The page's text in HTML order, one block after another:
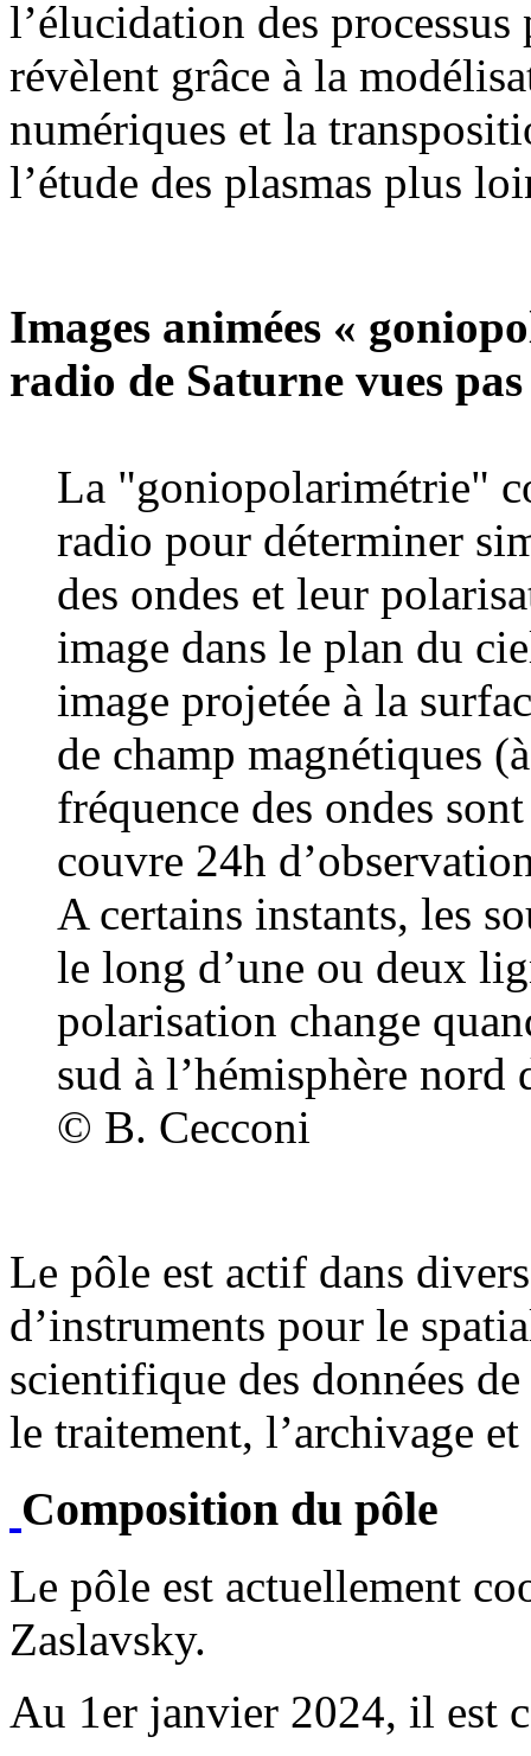
l’élucidation des processus
révèlent grâce à la
numériques et la
l’étude des plasmas plus
Images animées «
radio de Saturne vues
La "goniopolarimétrie"
radio pour déterminer
des ondes et leur
image dans le plan du
image projetée à la
de champ magnétiques
fréquence des ondes
couvre 24h
A certains instants, les
le long d’une ou deux
polarisation change
sud à l’hémisphère nord
© B. Cecconi
Le pôle est actif dans
d’instruments pour le
scientifique des données
le traitement, l’archivage
Composition du pôle
Le pôle est actuellement
Zaslavsky.
Au 1er janvier 2024, il est